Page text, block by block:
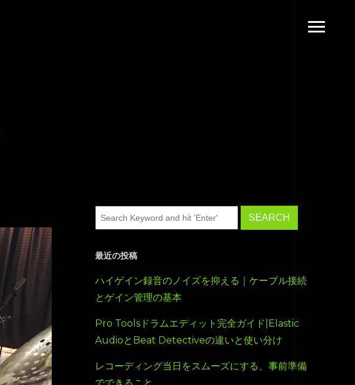
最近の投稿
ハイゲイン録音のノイズを抑える｜ケーブル接続
とゲイン管理の基本
Pro Toolsドラムエディット完全ガイド|Elastic
AudioとBeat Detectiveの違いと使い分け
レコーディング当日をスムーズにする、事前準備